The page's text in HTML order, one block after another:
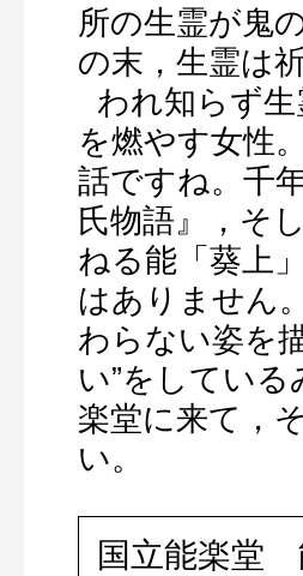
所の生霊が鬼
の末，生霊は
われ知らず
を燃やす女性
話ですね。千
氏物語』，そ
ねる能「葵上
はありません
わらない姿を
い”をしてい
楽堂に来て，
い。
国立能楽堂